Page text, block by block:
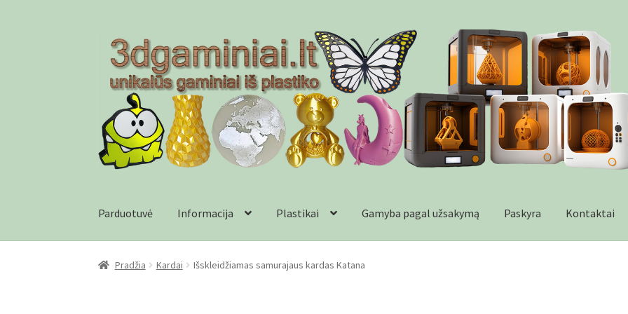
Pereiti
meniu
Pereiti
turinio
Parduotuvė Informacija Plastikai Gamyba pagal užsakymą Paskyra Kontaktai
PradžiaCheckout Gamyba pagal užsakymą Informacija
Pradžia Kardai Išskleidžiamas samurajaus kardas Katana